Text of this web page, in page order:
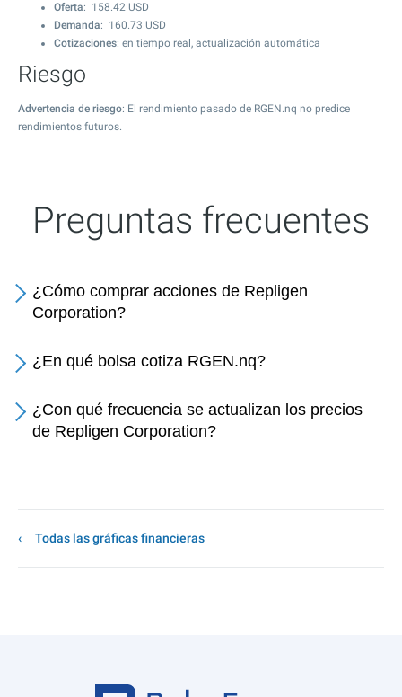
Oferta: 158.42 USD
Demanda: 160.73 USD
Cotizaciones: en tiempo real, actualización automática
Riesgo
Advertencia de riesgo: El rendimiento pasado de RGEN.nq no predice
rendimientos futuros.
Preguntas frecuentes
¿Cómo comprar acciones de Repligen
Corporation?
¿En qué bolsa cotiza RGEN.nq?
¿Con qué frecuencia se actualizan los precios
de Repligen Corporation?
Todas las gráficas financieras